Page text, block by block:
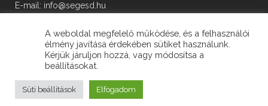
E-mail: info@segesd.hu
© Copyright Segesd Község Önkormányzata
A weboldal megfelelő működése, és a felhasználói
élmény javítása érdekében sütiket használunk.
Kérjük járuljon hozzá, vagy módosítsa a
beállításokat.
Süti beállítások Elfogadom